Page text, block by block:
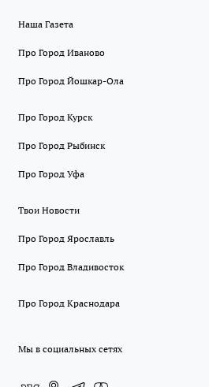
Наша Газета
Про Город Иваново
Про Город Йошкар-Ола
Про Город Курск
Про Город Рыбинск
Про Город Уфа
Твои Новости
Про Город Ярославль
Про Город Владивосток
Про Город Краснодара
Мы в социальных сетях